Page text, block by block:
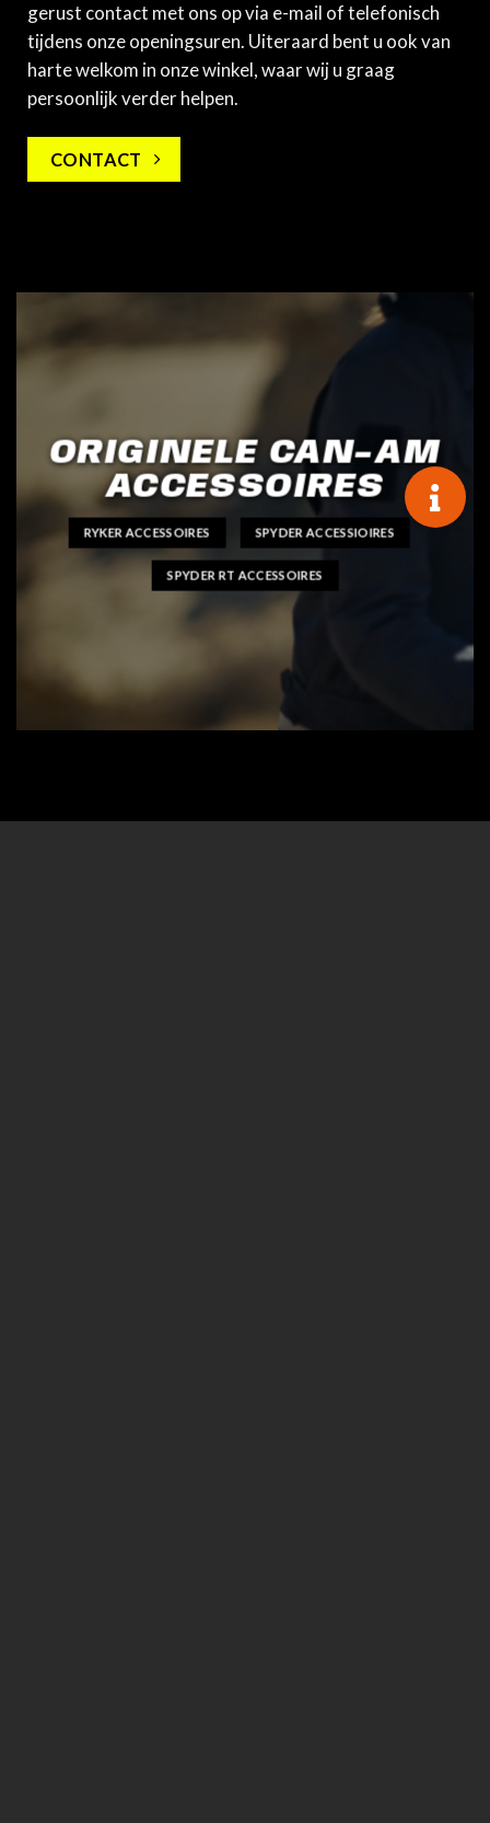
gerust contact met ons op via e-mail of telefonisch
tijdens onze openingsuren. Uiteraard bent u ook van
harte welkom in onze winkel, waar wij u graag
persoonlijk verder helpen.
CONTACT
ORIGINELE CAN-AM
ACCESSOIRES
RYKER ACCESSOIRES SPYDER ACCESSIOIRES
SPYDER RT ACCESSOIRES